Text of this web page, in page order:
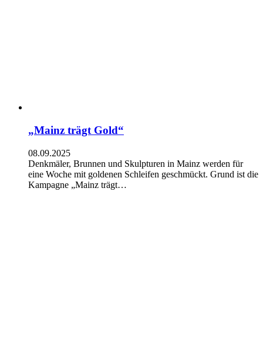
„Mainz trägt Gold“
08.09.2025
Denkmäler, Brunnen und Skulpturen in Mainz werden für
eine Woche mit goldenen Schleifen geschmückt. Grund ist die
Kampagne „Mainz trägt…